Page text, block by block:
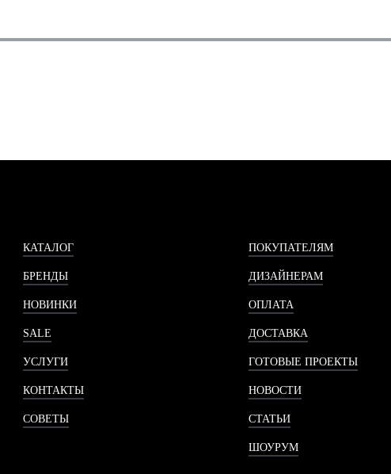
КАТАЛОГ
БРЕНДЫ
НОВИНКИ
SALE
УСЛУГИ
КОНТАКТЫ
СОВЕТЫ
ПОКУПАТЕЛЯМ
ДИЗАЙНЕРАМ
ОПЛАТА
ДОСТАВКА
ГОТОВЫЕ ПРОЕКТЫ
НОВОСТИ
СТАТЬИ
ШОУРУМ